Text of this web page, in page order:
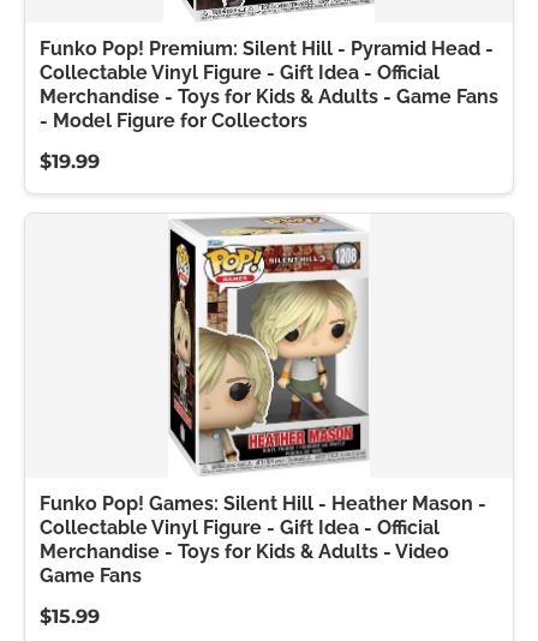
Funko Pop! Premium: Silent Hill - Pyramid Head -
Collectable Vinyl Figure - Gift Idea - Official
Merchandise - Toys for Kids & Adults - Game Fans
- Model Figure for Collectors
$19.99
Funko Pop! Games: Silent Hill - Heather Mason -
Collectable Vinyl Figure - Gift Idea - Official
Merchandise - Toys for Kids & Adults - Video
Game Fans
$15.99